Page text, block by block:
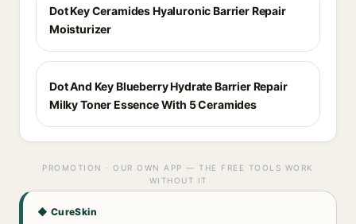
Dot Key Ceramides Hyaluronic Barrier Repair
Moisturizer
Dot And Key Blueberry Hydrate Barrier Repair
Milky Toner Essence With 5 Ceramides
PROMOTION · OUR OWN APP — THE FREE TOOLS WORK
WITHOUT IT
◆ CureSkin